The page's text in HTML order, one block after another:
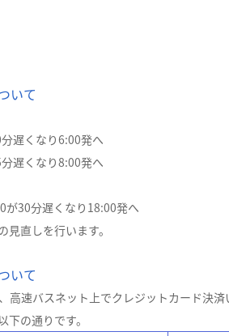
いて
遅くなり6:00発へ
遅くなり8:00発へ
30分遅くなり18:00発へ
見直しを行います。
いて
高速バスネット上でクレジットカード決
下の通りです。